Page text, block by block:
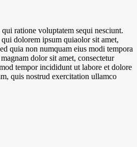
ratione voluptatem sequi nesciunt.
dolorem ipsum quiaolor sit amet,
quia non numquam eius modi tempora
dolor sit amet, consectetur
tempor incididunt ut labore et dolore
quis nostrud exercitation ullamco